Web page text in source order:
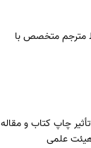
مترجم متخصص با
چاپ کتاب و مقاله
علمی